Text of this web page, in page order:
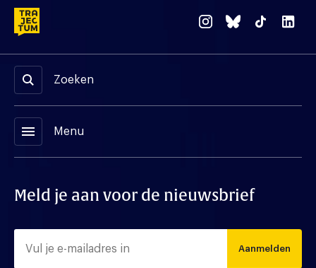
Zoeken
menu Menu
Meld je aan voor de nieuwsbrief
Aanmelden